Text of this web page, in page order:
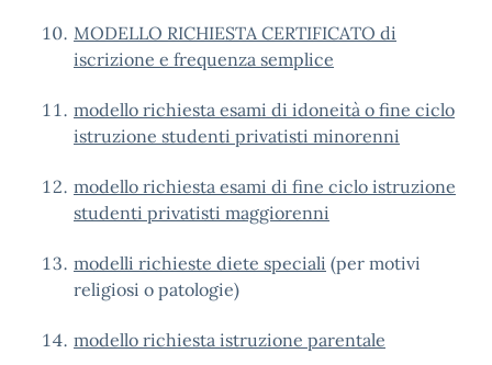
MODELLO RICHIESTA CERTIFICATO di
iscrizione e frequenza semplice
modello richiesta esami di idoneità o fine ciclo
istruzione studenti privatisti minorenni
modello richiesta esami di fine ciclo istruzione
studenti privatisti maggiorenni
modelli richieste diete speciali (per motivi
religiosi o patologie)
modello richiesta istruzione parentale